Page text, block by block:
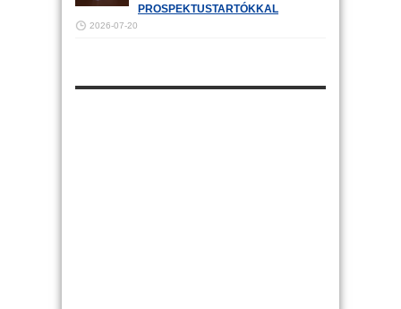
PROSPEKTUSTARTÓKKAL
2026-07-20